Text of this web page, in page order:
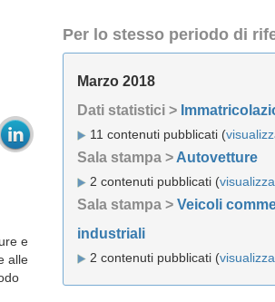
e
alle
Per lo stesso periodo di
Marzo 2018
Dati statistici >
11 contenuti pubblicati (
Sala stampa > Autovetture
2 contenuti pubblicati (
Sala stampa > Veicoli
industriali
2 contenuti pubblicati (